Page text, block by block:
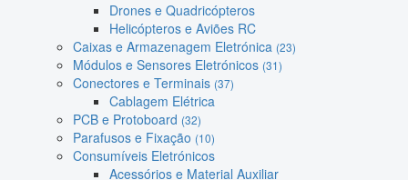
Drones e Quadricópteros
Helicópteros e Aviões RC
Caixas e Armazenagem Eletrónica (23)
Módulos e Sensores Eletrónicos (31)
Conectores e Terminais (37)
Cablagem Elétrica
PCB e Protoboard (32)
Parafusos e Fixação (10)
Consumíveis Eletrónicos
Acessórios e Material Auxiliar